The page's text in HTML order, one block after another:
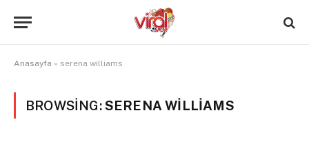
Anasayfa » serena williams
BROWSING:SERENA WILLIAMS